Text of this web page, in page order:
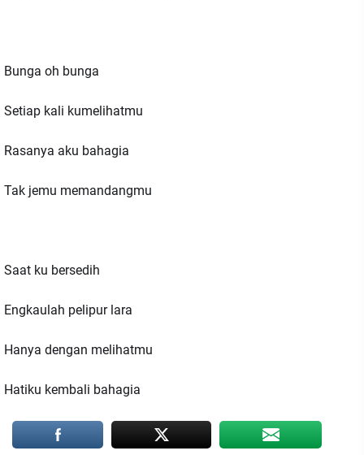
Bunga oh bunga
Setiap kali kumelihatmu
Rasanya aku bahagia
Tak jemu memandangmu
Saat ku bersedih
Engkaulah pelipur lara
Hanya dengan melihatmu
Hatiku kembali bahagia